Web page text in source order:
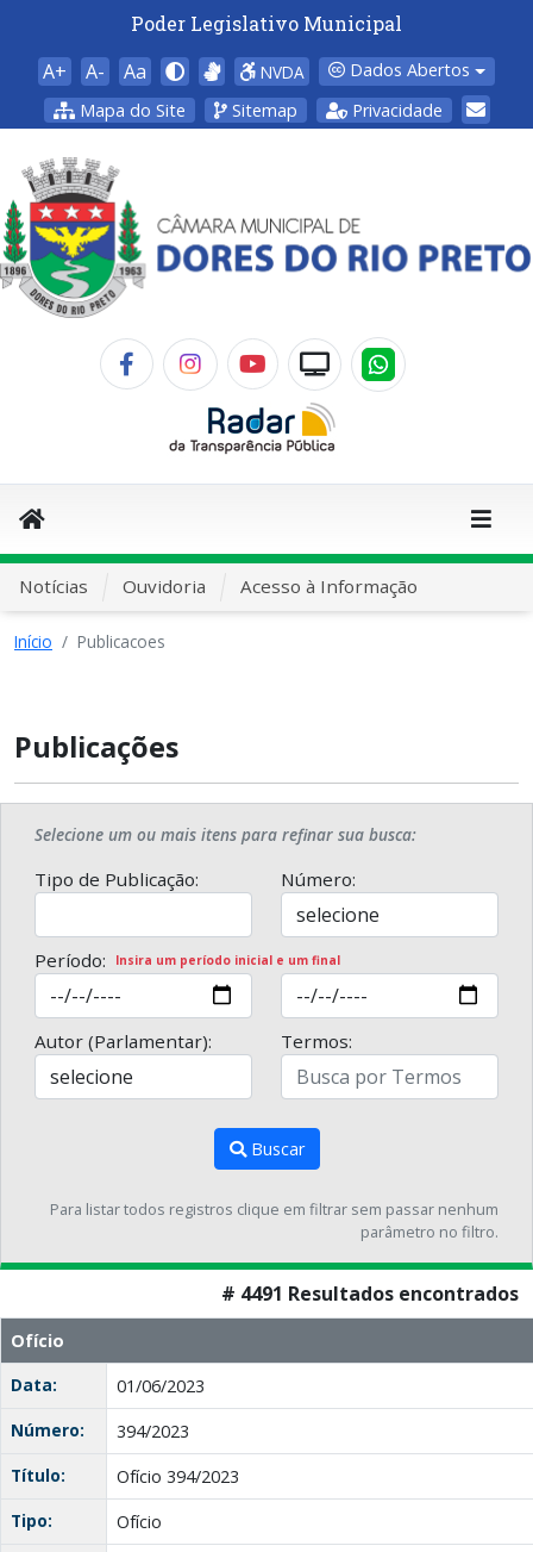
Poder Legislativo Municipal
A+ A- Aa NVDA
Dados Abertos
Mapa do Site
Sitemap Privacidade
Notícias Ouvidoria Acesso à Informação
Início Publicacoes
Publicações
Selecione um ou mais itens para refinar sua busca:
Tipo de Publicação: Número:
Período: Insira um período inicial e um final
Autor (Parlamentar): Termos:
Buscar
Para listar todos registros clique em filtrar sem passar nenhum
parâmetro no filtro.
# 4491 Resultados encontrados
Ofício
Data:
01/06/2023
Número:
394/2023
Título:
Ofício 394/2023
Tipo:
Ofício